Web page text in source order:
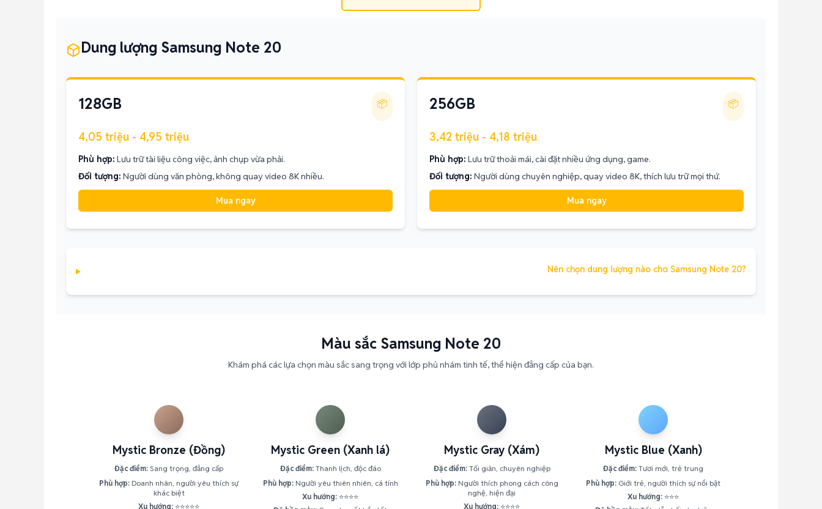
Dung lượng Samsung Note 20
128GB 📦
4,05 triệu - 4,95 triệu
Phù hợp: Lưu trữ tài liệu công việc, ảnh chụp vừa phải.
Đối tượng: Người dùng văn phòng, không quay video 8K nhiều.
Mua ngay
256GB 📦
3,42 triệu - 4,18 triệu
Phù hợp: Lưu trữ thoải mái, cài đặt nhiều ứng dụng, game.
Đối tượng: Người dùng chuyên nghiệp, quay video 8K, thích lưu trữ mọi thứ.
Mua ngay
Nên chọn dung lượng nào cho Samsung Note 20?
Màu sắc Samsung Note 20
Khám phá các lựa chọn màu sắc sang trọng với lớp phủ nhám tinh tế, thể hiện đẳng cấp của bạn.
Mystic Bronze (Đồng)
Đặc điểm: Sang trọng, đẳng cấp
Phù hợp: Doanh nhân, người yêu thích sự
khác biệt
Xu hướng: ⭐⭐⭐⭐⭐
Mystic Green (Xanh lá)
Đặc điểm:Thanh lịch, độc đáo
Phù hợp:Người yêu thiên nhiên, cá tính
Xu hướng: ⭐⭐⭐⭐
Mystic Gray (Xám)
Đặc điểm:Tối giản, chuyên nghiệp
Phù hợp:Người thích phong cách công
nghệ, hiện đại
Xu hướng: ⭐⭐⭐⭐
Mystic Blue (Xanh)
Đặc điểm: Tươi mới, trẻ trung
Phù hợp: Giới trẻ, người thích sự nổi bật
Xu hướng: ⭐⭐⭐